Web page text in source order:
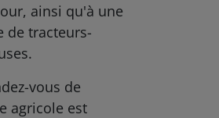
ainsi qu'à une
de tracteurs-
vous de
agricole est